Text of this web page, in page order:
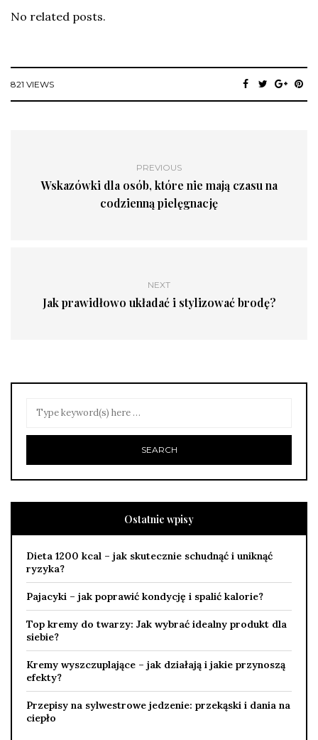
No related posts.
821 VIEWS
PREVIOUS
Wskazówki dla osób, które nie mają czasu na
codzienną pielęgnację
NEXT
Jak prawidłowo układać i stylizować brodę?
Ostatnie wpisy
Dieta 1200 kcal – jak skutecznie schudnąć i uniknąć
ryzyka?
Pajacyki – jak poprawić kondycję i spalić kalorie?
Top kremy do twarzy: Jak wybrać idealny produkt dla
siebie?
Kremy wyszczuplające – jak działają i jakie przynoszą
efekty?
Przepisy na sylwestrowe jedzenie: przekąski i dania na
ciepło